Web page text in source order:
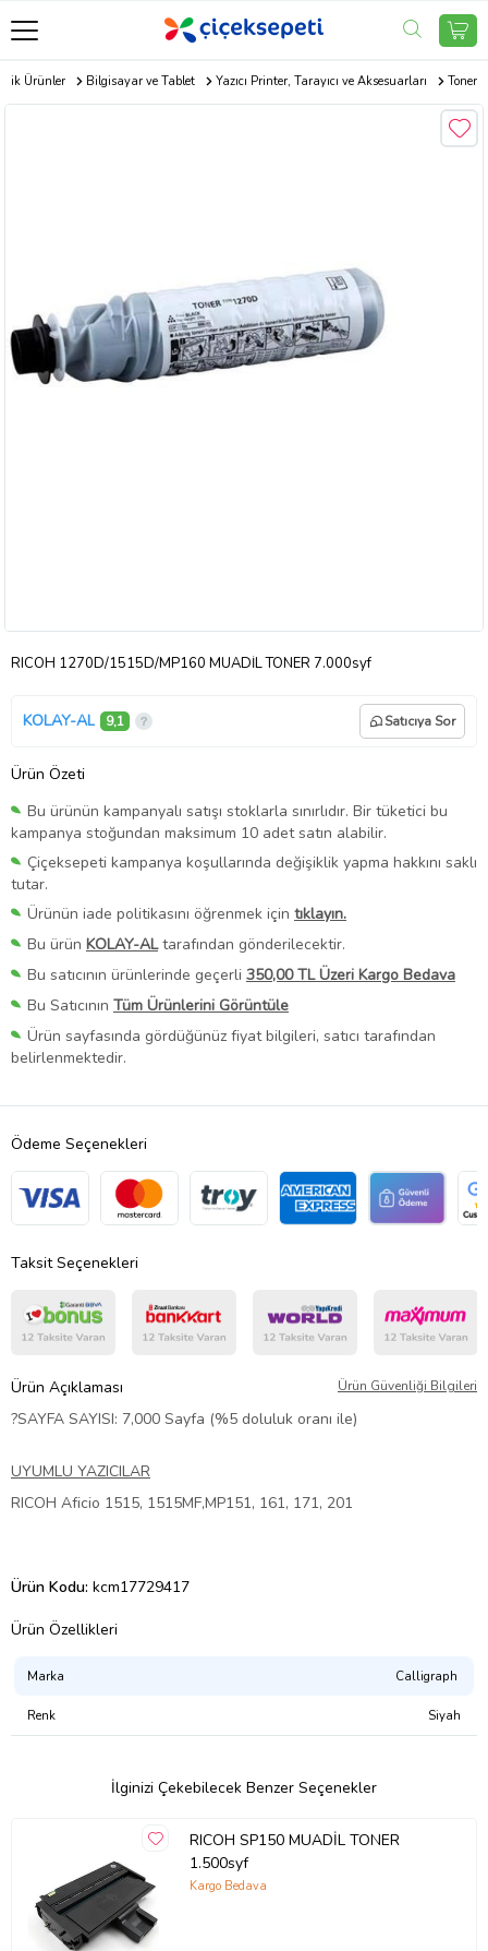
Ürünler Bilgisayar ve Tablet Yazıcı Printer, Tarayıcı ve Aksesuarları Toner
RICOH 1270D/1515D/MP160 MUADİL TONER 7.000syf
KOLAY-AL 9,1 Satıcıya Sor
Ürün Özeti
Bu ürünün kampanyalı satışı stoklarla sınırlıdır. Bir tüketici bu
kampanya stoğundan maksimum 10 adet satın alabilir.
Çiçeksepeti kampanya koşullarında değişiklik yapma hakkını saklı
tutar.
Ürünün iade politikasını öğrenmek için tıklayın.
Bu ürün KOLAY-ALtarafından gönderilecektir.
Bu satıcının ürünlerinde geçerli 350,00 TL Üzeri Kargo Bedava
Bu Satıcının Tüm Ürünlerini Görüntüle
Ürün sayfasında gördüğünüz fiyat bilgileri, satıcı tarafından
belirlenmektedir.
Ödeme Seçenekleri
Taksit Seçenekleri
Ürün Açıklaması Ürün Güvenliği Bilgileri
?SAYFA SAYISI: 7,000 Sayfa (%5 doluluk oranı ile)
UYUMLU YAZICILAR
RICOH Aficio 1515, 1515MF,MP151, 161, 171, 201
Ürün Kodu: kcm17729417
Ürün Özellikleri
Marka Calligraph
Renk Siyah
İlginizi Çekebilecek Benzer Seçenekler
RICOH SP150 MUADİL TONER
1.500syf
Kargo Bedava